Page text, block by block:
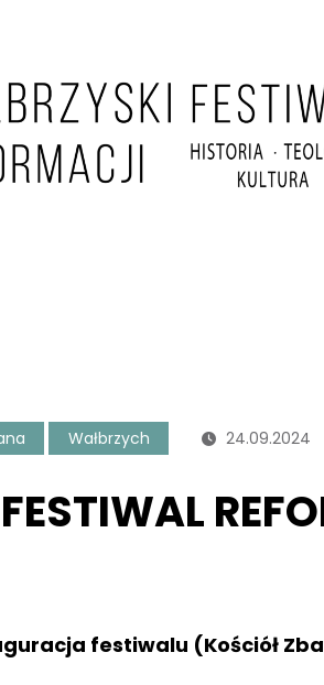
Wałbrzych 24.09.2024
festiwalu (Kościół